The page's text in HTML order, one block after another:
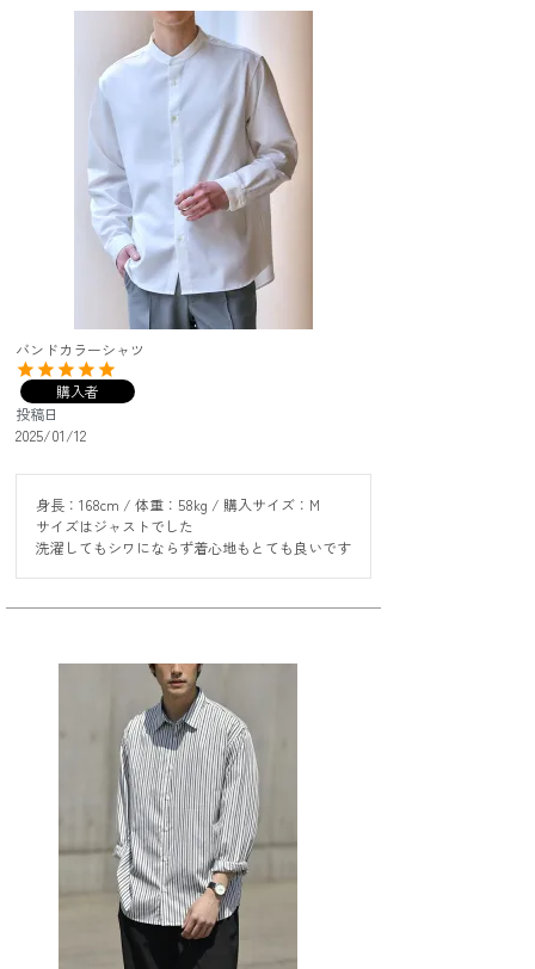
バンドカラーシャツ
購入者
投稿日
2025/01/12
身長：168cm / 体重：58kg / 購入サイズ：M
サイズはジャストでした
洗濯してもシワにならず着心地もとても良いです